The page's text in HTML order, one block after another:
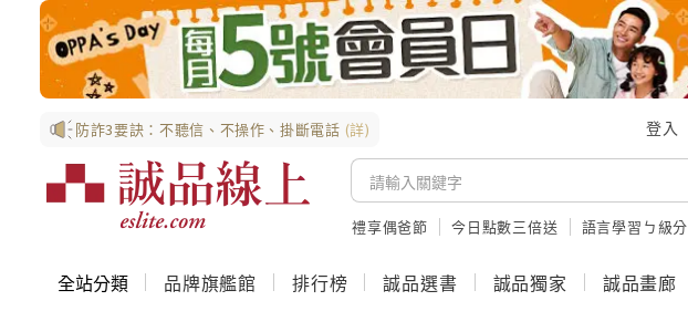
防詐3要訣：不聽信、不操作、掛斷電話 (詳) 登入
禮享偶爸節 今日點數三倍送 語言學習ㄅ級分
全站分類 品牌旗艦館 排行榜 誠品選書 誠品獨家 誠品畫廊